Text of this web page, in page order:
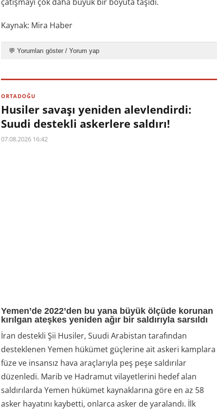
Kaynak: Mira Haber
💬 Yorumları göster / Yorum yap
ORTADOĞU
Husiler savaşı yeniden alevlendirdi:
Suudi destekli askerlere saldırı!
07.08.2026 16:42
Yemen’de 2022’den bu yana büyük ölçüde korunan
kırılgan ateşkes yeniden ağır bir saldırıyla sarsıldı
İran destekli Şii Husiler, Suudi Arabistan tarafından
desteklenen Yemen hükümet güçlerine ait askeri kamplara
füze ve insansız hava araçlarıyla peş peşe saldırılar
düzenledi. Marib ve Hadramut vilayetlerini hedef alan
saldırılarda Yemen hükümet kaynaklarına göre en az 58
asker hayatını kaybetti, onlarca asker de yaralandı. İlk